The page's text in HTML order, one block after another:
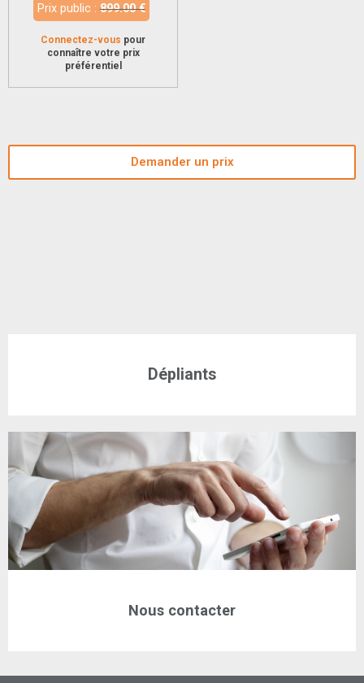
Demander un prix
Dépliants
Nous contacter
Prix public :899.00 €
Connectez-vous pour
connaître votre prix
préférentiel